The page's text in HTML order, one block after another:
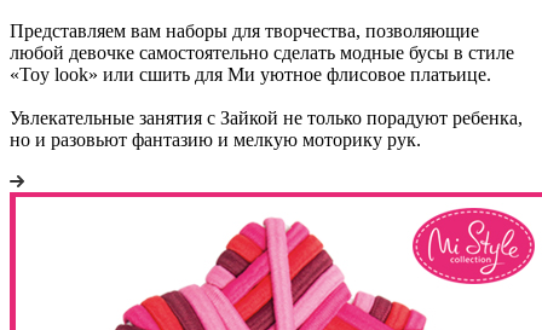
Представляем вам наборы для творчества, позволяющие
любой девочке самостоятельно сделать модные бусы в стиле
«Тоy look» или сшить для Ми уютное флисовое платьице.
Увлекательные занятия с Зайкой не только порадуют ребенка,
но и разовьют фантазию и мелкую моторику рук.